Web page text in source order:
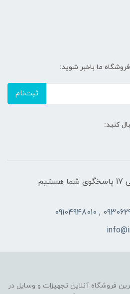
ما باخبر شوید:
ثبت‌نام
کنید:
فروشگاه آنلاین تجهیزات و وسایل در